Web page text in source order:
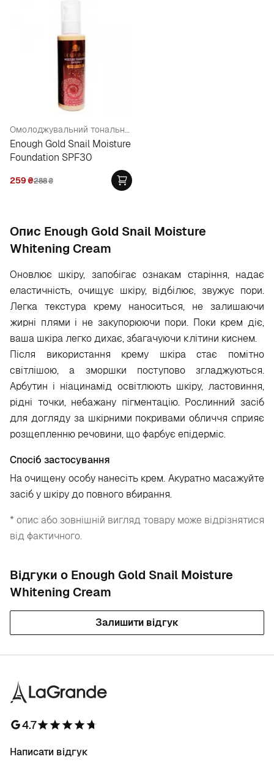
Омолоджувальний тональний крем з муцином равлики
Enough Gold Snail Moisture
Foundation SPF30
259₴288₴
Опис Enough Gold Snail Moisture
Whitening Cream
Оновлює шкіру, запобігає ознакам старіння, надає
еластичність, очищує шкіру, відбілює, звужує пори.
Легка текстура крему наноситься, не залишаючи
жирні плями і не закупорюючи пори. Поки крем діє,
ваша шкіра легко дихає, збагачуючи клітини киснем.
Після використання крему шкіра стає помітно
світлішою, а зморшки поступово згладжуються.
Арбутин і ніацинамід освітлюють шкіру, ластовиння,
рідні точки, небажану пігментацію. Рослинний засіб
для догляду за шкірними покривами обличчя сприяє
розщепленню речовини, що фарбує епідерміс.
Спосіб застосування
На очищену особу нанесіть крем. Акуратно масажуйте
засіб у шкіру до повного вбирання.
* опис або зовнішній вигляд товару може відрізнятися
від фактичного.
Відгуки о Enough Gold Snail Moisture
Whitening Cream
Залишити відгук
4.7
Написати відгук